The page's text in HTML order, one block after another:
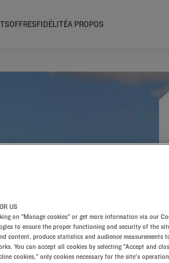
OFFRESFIDÉLITÉA PROPOS
US
on "Manage cookies" or get more information via our
to ensure the proper functioning and security of the
content, produce statistics and audience measurements
You can accept all cookies by selecting "Accept and
cookies," only cookies necessary for the site's